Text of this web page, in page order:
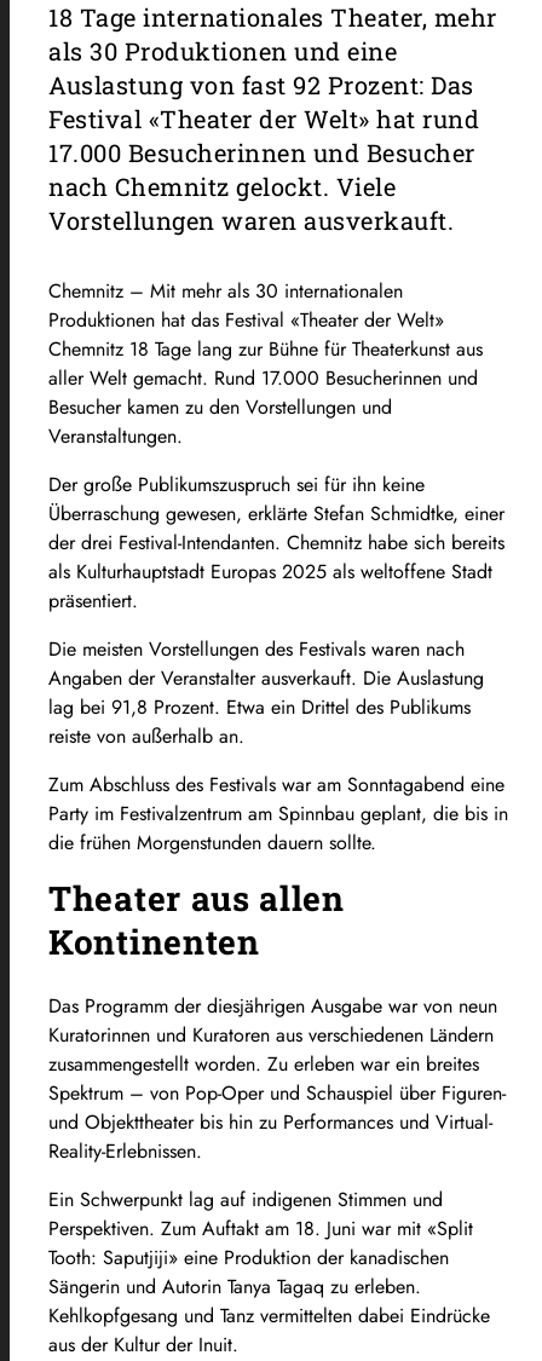
18 Tage internationales Theater, mehr
als 30 Produktionen und eine
Auslastung von fast 92 Prozent: Das
Festival «Theater der Welt» hat rund
17.000 Besucherinnen und Besucher
nach Chemnitz gelockt. Viele
Vorstellungen waren ausverkauft.
Chemnitz – Mit mehr als 30 internationalen
Produktionen hat das Festival «Theater der Welt»
Chemnitz 18 Tage lang zur Bühne für Theaterkunst aus
aller Welt gemacht. Rund 17.000 Besucherinnen und
Besucher kamen zu den Vorstellungen und
Veranstaltungen.
Der große Publikumszuspruch sei für ihn keine
Überraschung gewesen, erklärte Stefan Schmidtke, einer
der drei Festival-Intendanten. Chemnitz habe sich bereits
als Kulturhauptstadt Europas 2025 als weltoffene Stadt
präsentiert.
Die meisten Vorstellungen des Festivals waren nach
Angaben der Veranstalter ausverkauft. Die Auslastung
lag bei 91,8 Prozent. Etwa ein Drittel des Publikums
reiste von außerhalb an.
Zum Abschluss des Festivals war am Sonntagabend eine
Party im Festivalzentrum am Spinnbau geplant, die bis in
die frühen Morgenstunden dauern sollte.
Theater aus allen
Kontinenten
Das Programm der diesjährigen Ausgabe war von neun
Kuratorinnen und Kuratoren aus verschiedenen Ländern
zusammengestellt worden. Zu erleben war ein breites
Spektrum – von Pop-Oper und Schauspiel über Figuren-
und Objekttheater bis hin zu Performances und Virtual-
Reality-Erlebnissen.
Ein Schwerpunkt lag auf indigenen Stimmen und
Perspektiven. Zum Auftakt am 18. Juni war mit «Split
Tooth: Saputjiji» eine Produktion der kanadischen
Sängerin und Autorin Tanya Tagaq zu erleben.
Kehlkopfgesang und Tanz vermittelten dabei Eindrücke
aus der Kultur der Inuit.